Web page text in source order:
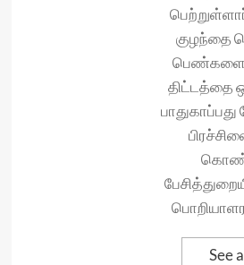
குழந்தை
பெண்களை
திட்டத்தை
See